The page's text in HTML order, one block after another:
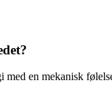
en mekanisk